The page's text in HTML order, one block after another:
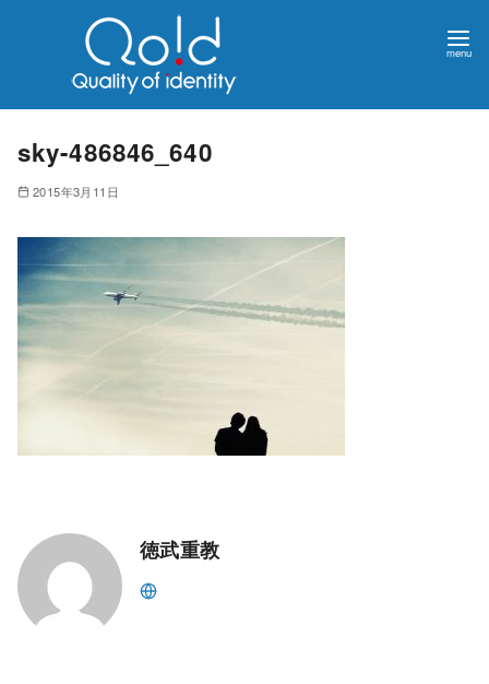
sky-486846_640
2015年3月11日
徳武重教